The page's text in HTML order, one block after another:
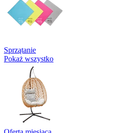
Sprzątanie
Pokaż wszystko